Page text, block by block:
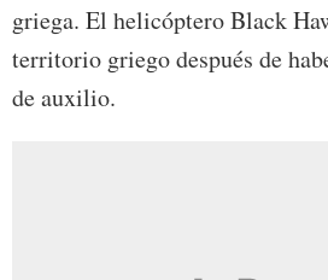
griega. El helicóptero Black
territorio griego después de
de auxilio.